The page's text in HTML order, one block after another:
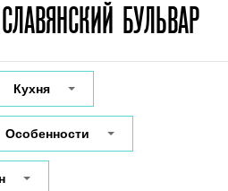
БУЛЬВАР
Кухня
Особенности